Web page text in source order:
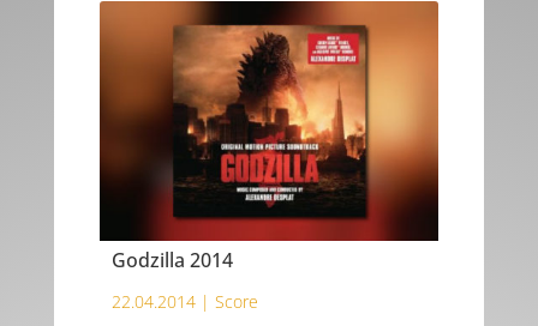
Godzilla 2014
22.04.2014 | Score